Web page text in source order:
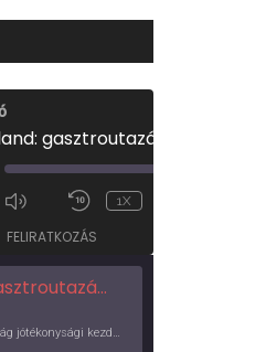
1X
FELIRATKOZÁS
a föld körül
Az UNICEF Magyarország jótékonysági kezdeményezése izgalmas, egész éves világkörüli ízutazásra hív, igazi családi program és gasztroedukáció, illetve segítség a rászorulóknak is egyben.